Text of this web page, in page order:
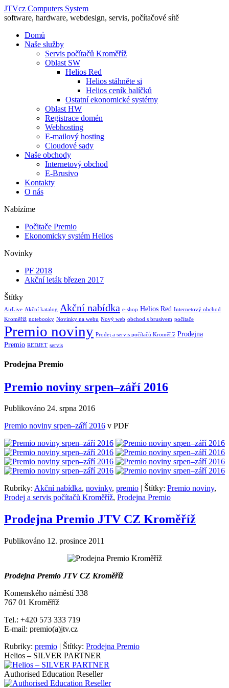
JTVcz Computers System
software, hardware, webdesign, servis, počítačové sítě
Domů
Naše služby
Servis počítačů Kroměříž
Oblast SW
Helios Red
Helios stáhněte si
Helios ceník balíčků
Ostatní ekonomické systémy
Oblast HW
Registrace domén
Webhosting
E-mailový hosting
Cloudové sady
Naše obchody
Internetový obchod
E-Brusivo
Kontakty
O nás
Nabízíme
Počitače Premio
Ekonomicky systém Helios
Novinky
PF 2018
Akční leták březen 2017
Štítky
AirLive Akční katalog Akční nabídka e-shop Helios Red Internetový obchod
Kroměříž notebooky Novinky na webu Nový web obchod s brusivem počítače
Premio noviny Prodej a servis počítačů Kroměříž Prodejna
Premio REDJET servis
Prodejna Premio
Premio noviny srpen–září 2016
Publikováno 24. srpna 2016
Premio noviny srpen–září 2016 v PDF
Rubriky: Akční nabídka, novinky, premio | Štítky: Premio noviny,
Prodej a servis počítačů Kroměříž, Prodejna Premio
Prodejna Premio JTV CZ Kroměříž
Publikováno 12. prosince 2011
Prodejna Premio JTV CZ Kroměříž
Komenského náměstí 338
767 01 Kroměříž
Tel.: +420 573 333 719
E-mail: premio(a)jtv.cz
Rubriky: premio | Štítky: Prodejna Premio
Helios – SILVER PARTNER
Authorised Education Reseller